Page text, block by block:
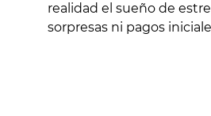
realidad el sueño de
sorpresas ni pagos